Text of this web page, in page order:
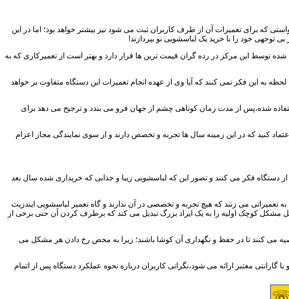
که برای تعمیرات آن از طرف کاربران ثبت می شود نیز بیشتر خواهد بود؛ اما در این
توجهی خود را با خرید یک لباسشویی نو بپردازند!
شده توسط این مرکز در رده گران قیمت ترین ها قرار دارد و بهتر است از تعمیرکاری که به
به این فکر نمی کنند که آیا وی از عهده انجام تعمیرات این دستگاه متفاوت بر خواهد
شده،پس از مدت زمان کوتاهی چشم از جهان فرو می بندد و ترجیح می دهد برای
کنید که در این زمینه سال ها تجربه و تخصص دارند و از سوی نمایندگی مجاز اعزام
دستگاه فکر می کنند و تصور این که لباسشویی زیبا و جذابی که خریداری شده سال بعد
می زنند که هیچ تجربه و تخصصی در آن ندارند و گاه تعمیر لباسشویی ایندزیت
مشکل کوچک اولیه را به یک ایراد بزرگ تبدیل می کند که برطرف کردن آن حتی برخی از
می کنند تا در حفظ و نگهداری آن کوشا باشند؛ زیرا به محض رخ دادن هر مشکل می
گارانتی معتبر ارائه می شود،نگرانی کاربران درباره نحوه عملکرد دستگاه پس از اتمام